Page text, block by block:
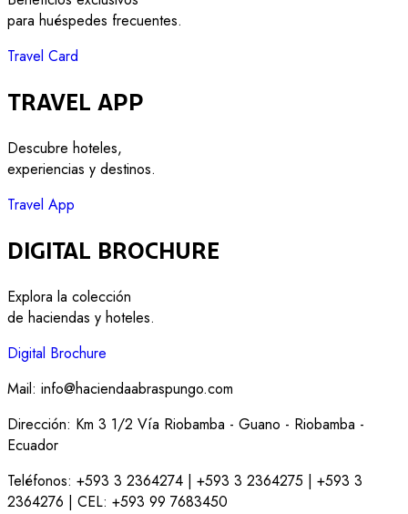
para huéspedes frecuentes.
Travel Card
Travel App
Descubre hoteles,
experiencias y destinos.
Travel App
Digital Brochure
Explora la colección
de haciendas y hoteles.
Digital Brochure
Mail: info@haciendaabraspungo.com
Dirección: Km 3 1/2 Vía Riobamba - Guano - Riobamba -
Ecuador
Teléfonos: +593 3 2364274 | +593 3 2364275 | +593 3
2364276 | CEL: +593 99 7683450